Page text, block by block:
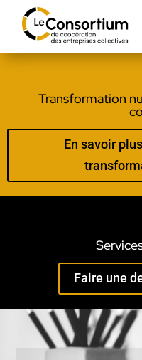
Transformation
En savoir
Faire une